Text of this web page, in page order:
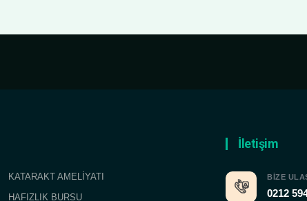
KATARAKT AMELİYATI
HAFIZLIK BURSU
İletişim
BIZE
0212